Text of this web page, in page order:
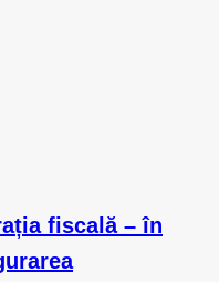
fiscală – în